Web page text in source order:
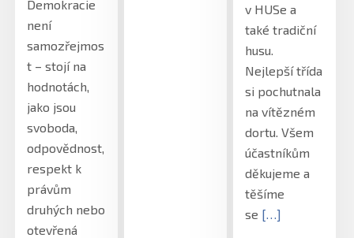
Demokracie
není
samozřejmos
t – stojí na
hodnotách,
jako jsou
svoboda,
odpovědnost,
respekt k
právům
druhých nebo
otevřená
v HUSe a
také tradiční
husu.
Nejlepší třída
si pochutnala
na vítězném
dortu. Všem
účastníkům
děkujeme a
těšíme
se […]